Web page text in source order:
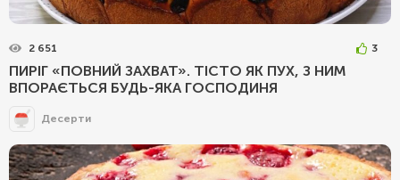
2 651 3
ПИРІГ «ПОВНИЙ ЗАХВАТ». ТІСТО ЯК ПУХ, З НИМ
ВПОРАЄТЬСЯ БУДЬ-ЯКА ГОСПОДИНЯ
Десерти